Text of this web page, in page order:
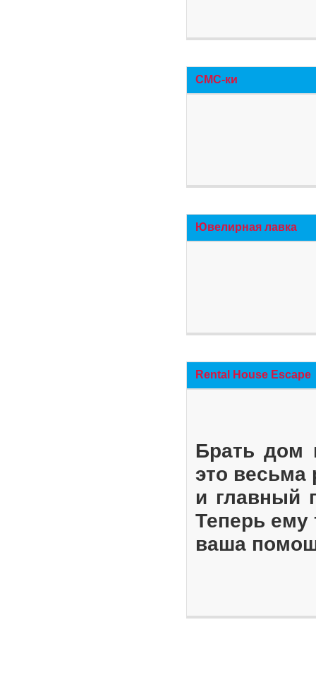
СМС-ки
Ювелирная лавка
Rental House Escape
Брать дом
это весьма
и главный
Теперь ему
ваша